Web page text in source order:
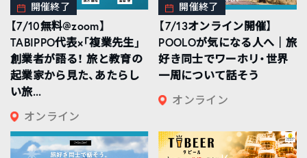
開催終了
【7/10無料@zoom】
TABIPPO代表×「複業先生」
創業者が語る！ 旅と教育の
起業家から見た、あたらし
い旅...
オンライン
開催終了
【7/13オンライン開催】
POOLOが気になる人へ｜旅
好き同士でワーホリ・世界
一周について話そう
オンライン